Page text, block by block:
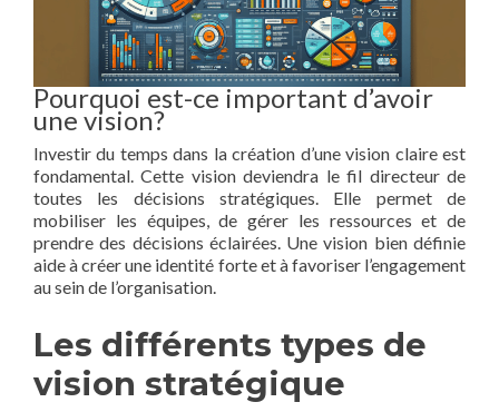
Pourquoi est-ce important d’avoir
une vision?
Investir du temps dans la création d’une vision claire est
fondamental. Cette vision deviendra le fil directeur de
toutes les décisions stratégiques. Elle permet de
mobiliser les équipes, de gérer les ressources et de
prendre des décisions éclairées. Une vision bien définie
aide à créer une identité forte et à favoriser l’engagement
au sein de l’organisation.
Les différents types de
vision stratégique